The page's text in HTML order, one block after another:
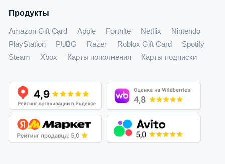
Продукты
Amazon Gift Card Apple Fortnite Netflix
Nintendo
PlayStation
PUBG Razer Roblox Gift Card
Spotify
Steam
Xbox Карты пополнения Карты подписки